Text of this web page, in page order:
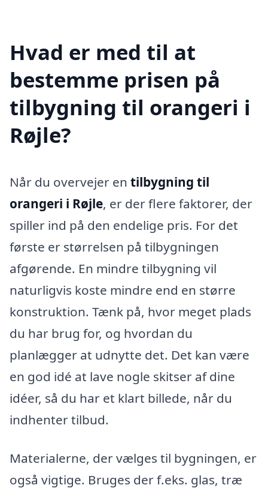
Hvad er med til at
bestemme prisen på
tilbygning til orangeri i
Røjle?
Når du overvejer en tilbygning til
orangeri i Røjle, er der flere faktorer, der
spiller ind på den endelige pris. For det
første er størrelsen på tilbygningen
afgørende. En mindre tilbygning vil
naturligvis koste mindre end en større
konstruktion. Tænk på, hvor meget plads
du har brug for, og hvordan du
planlægger at udnytte det. Det kan være
en god idé at lave nogle skitser af dine
idéer, så du har et klart billede, når du
indhenter tilbud.
Materialerne, der vælges til bygningen, er
også vigtige. Bruges der f.eks. glas, træ